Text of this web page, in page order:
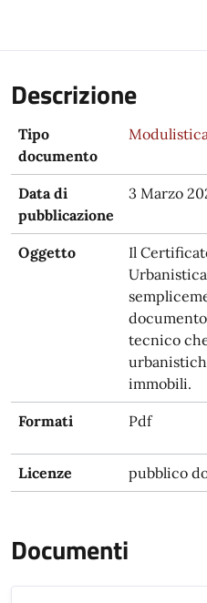
Descrizione
Tipo
documento
Data di
pubblicazione
3 Marzo
Oggetto
Il
tecnico
immobili.
Formati Pdf
Licenze pubblico
Documenti